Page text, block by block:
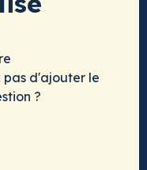
pas d'ajouter le
?